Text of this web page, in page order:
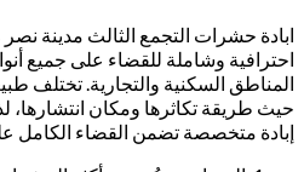
ابادة حشرات التجمع الثالث مدينة نصر
احترافية وشاملة للقضاء على جميع
المناطق السكنية والتجارية. تختلف
حيث طريقة تكاثرها ومكان انتشارها،
إبادة متخصصة تضمن القضاء الكامل